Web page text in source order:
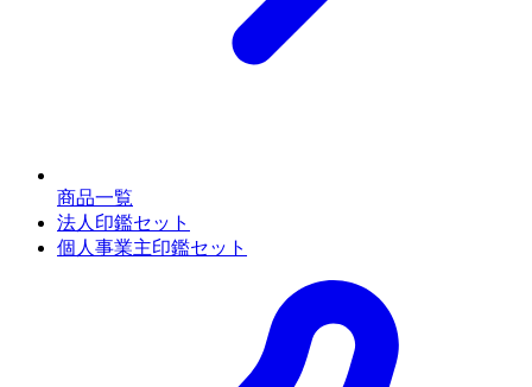
商品一覧
法人印鑑セット
個人事業主印鑑セット